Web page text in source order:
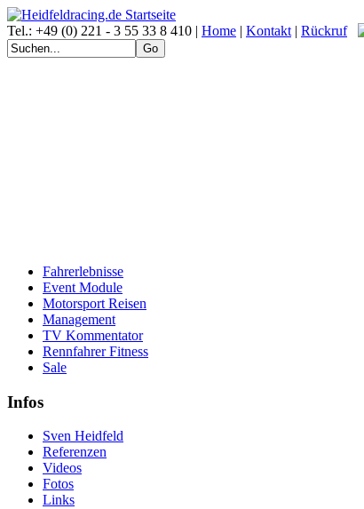
Tel.: +49 (0) 221 - 3 55 33 8 410 | Home | Kontakt | Rückruf
Fahrerlebnisse
Event Module
Motorsport Reisen
Management
TV Kommentator
Rennfahrer Fitness
Sale
Infos
Sven Heidfeld
Referenzen
Videos
Fotos
Links